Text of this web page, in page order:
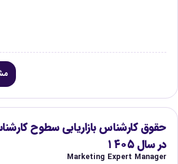
حقوق کارشناس بازاریابی سطوح
در سال ۱۴۰۵
Marketing Expert Manager